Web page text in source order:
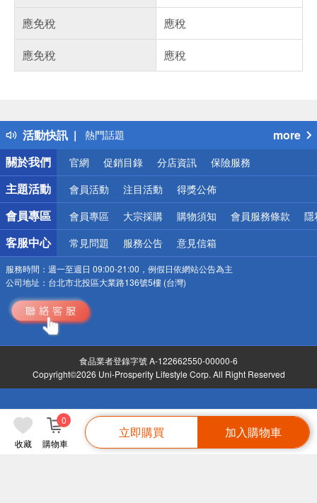
收藏 購物車
0
立即購買 加入購物車
應免稅
應稅
應免稅
應稅
活動快訊
得獎公告
熱門話題
銀行優惠
偏遠地區配送
詐騙網頁！請小心！
more
關於我們
官網 促銷目錄 分店資訊 保險服務
主題活動 會員活動 注目活動 得獎公佈
會員專區 會員專區 大宗採購 購物須知 會員服務條款 隱
客服中心 常見問題 服務公告 意見信箱
服務時間： 週一至週日 09:00-21:00，例假日依網站公告為主
公司地址： 台北市北投區大業路136號5樓 (台灣)
食品業者登錄字號 A-122662550-00000-6
Copyright©2026 Uni-Prosperity Lifestyle Corp. All Right Reserved